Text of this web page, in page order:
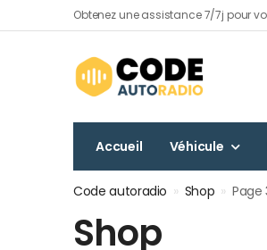
Obtenez une assistance 7/7j pour
Accueil Véhicule
Code autoradio » Shop » Page
Shop